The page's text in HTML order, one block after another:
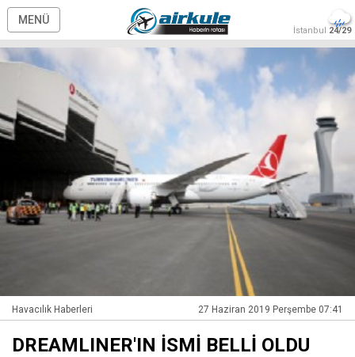
MENÜ
İstanbul 24/29
Havacılık Haberleri 27 Haziran 2019 Perşembe 07:41
DREAMLINER'IN İSMİ BELLİ OLDU